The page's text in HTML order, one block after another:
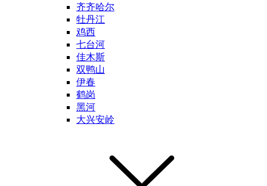
齐齐哈尔
牡丹江
鸡西
七台河
佳木斯
双鸭山
伊春
鹤岗
黑河
大兴安岭